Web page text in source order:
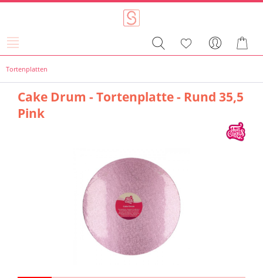
Tortenplatten
Cake Drum - Tortenplatte - Rund 35,5
Pink